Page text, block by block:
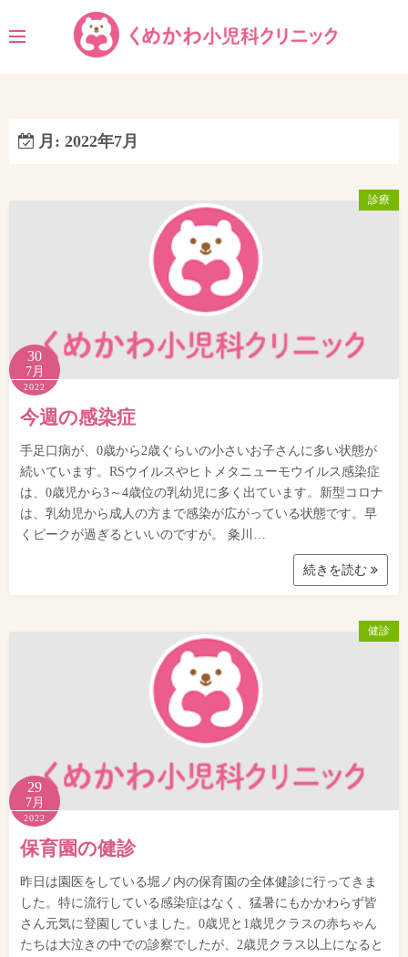
ン
月: 2022年7月
診療
30
7月
2022
今週の感染症
手足口病が、0歳から2歳ぐらいの小さいお子さんに多い状態が
続いています。RSウイルスやヒトメタニューモウイルス感染症
は、0歳児から3～4歳位の乳幼児に多く出ています。新型コロナ
は、乳幼児から成人の方まで感染が広がっている状態です。早
くピークが過ぎるといいのですが。 粂川…
続きを読む
健診
29
7月
2022
保育園の健診
昨日は園医をしている堀ノ内の保育園の全体健診に行ってきま
した。特に流行している感染症はなく、猛暑にもかかわらず皆
さん元気に登園していました。0歳児と1歳児クラスの赤ちゃん
たちは大泣きの中での診察でしたが、2歳児クラス以上になると